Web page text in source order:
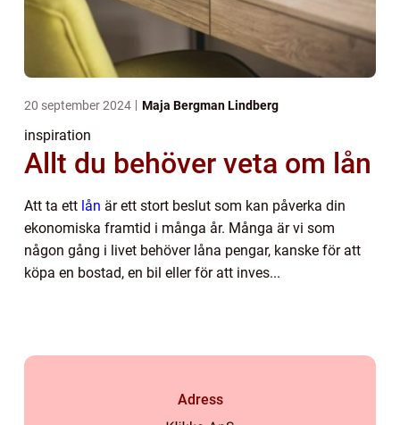
20 september 2024 Maja Bergman Lindberg
inspiration
Allt du behöver veta om lån
Att ta ett lån är ett stort beslut som kan påverka din
ekonomiska framtid i många år. Många är vi som
någon gång i livet behöver låna pengar, kanske för att
köpa en bostad, en bil eller för att inves...
Adress